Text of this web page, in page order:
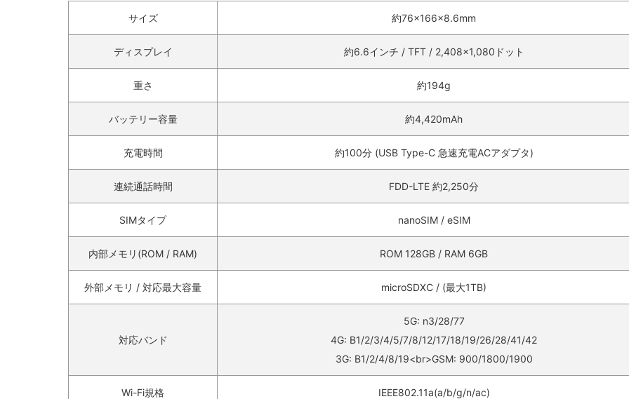
サイズ 約76×166×8.6mm
ディスプレイ 約6.6インチ / TFT / 2,408×1,080ドット
重さ 約194g
バッテリー容量 約4,420mAh
充電時間 約100分 (USB Type-C 急速充電ACアダプタ)
連続通話時間 FDD-LTE 約2,250分
SIMタイプ nanoSIM / eSIM
内部メモリ(ROM / RAM) ROM 128GB / RAM 6GB
外部メモリ / 対応最大容量 microSDXC / (最大1TB)
対応バンド
5G: n3/28/77
4G: B1/2/3/4/5/7/8/12/17/18/19/26/28/41/42
3G: B1/2/4/8/19<br>GSM: 900/1800/1900
Wi-Fi規格 IEEE802.11a(a/b/g/n/ac)